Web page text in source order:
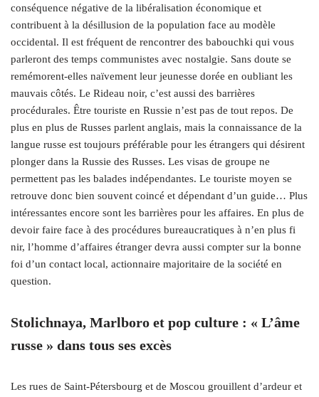
conséquence négative de la libéralisation économique et
contribuent à la désillusion de la population face au modèle
occidental. Il est fréquent de rencontrer des babouchki qui vous
parleront des temps communistes avec nostalgie. Sans doute se
remémorent-elles naïvement leur jeunesse dorée en oubliant les
mauvais côtés. Le Rideau noir, c’est aussi des barrières
procédurales. Être touriste en Russie n’est pas de tout repos. De
plus en plus de Russes parlent anglais, mais la connaissance de la
langue russe est toujours préférable pour les étrangers qui désirent
plonger dans la Russie des Russes. Les visas de groupe ne
permettent pas les balades indépendantes. Le touriste moyen se
retrouve donc bien souvent coincé et dépendant d’un guide… Plus
intéressantes encore sont les barrières pour les affaires. En plus de
devoir faire face à des procédures bureaucratiques à n’en plus fi
nir, l’homme d’affaires étranger devra aussi compter sur la bonne
foi d’un contact local, actionnaire majoritaire de la société en
question.
Stolichnaya, Marlboro et pop culture : « L’âme
russe » dans tous ses excès
Les rues de Saint-Pétersbourg et de Moscou grouillent d’ardeur et